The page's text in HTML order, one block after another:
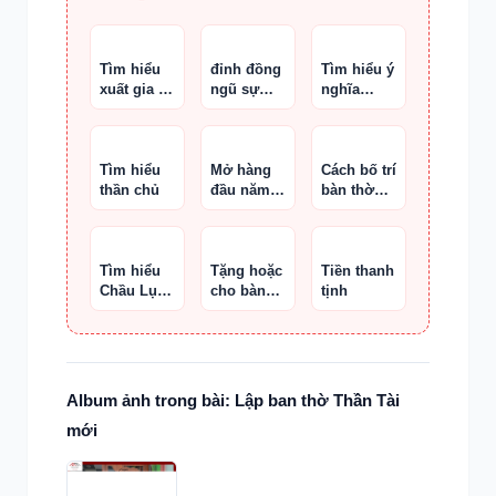
Tìm hiểu
xuất gia và
thờ cúng
tổ tiên
đỉnh đồng
ngũ sự
chân nến
hun giả cổ
Tìm hiểu ý
nghĩa
ghen đồng
ghen bóng
Mẫu
Tìm hiểu
thần chủ
Mở hàng
đầu năm
có làm
hao hụt
không
Cách bố trí
bàn thờ
Thần Tài
chuẩn
thủy
Tìm hiểu
Chầu Lục
Cung
Nương
Tặng hoặc
cho bàn
thờ Thần
Tài
Tiền thanh
tịnh
Album ảnh trong bài: Lập ban thờ Thần Tài
mới